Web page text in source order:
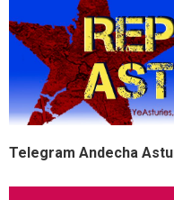
Telegram Andecha